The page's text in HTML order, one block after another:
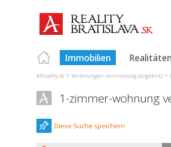
Immobilien
AReality.sk > Wohnungen vermietung (angebot) >
1-zimmer-wohnung
Diese Suche speichern